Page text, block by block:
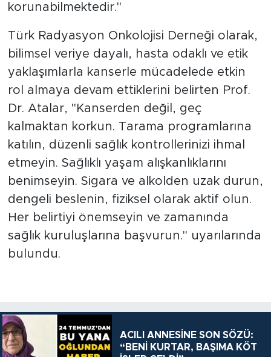
korunabilmektedir."
Türk Radyasyon Onkolojisi Derneği olarak,
bilimsel veriye dayalı, hasta odaklı ve etik
yaklaşımlarla kanserle mücadelede etkin
rol almaya devam ettiklerini belirten Prof.
Dr. Atalar, "Kanserden değil, geç
kalmaktan korkun. Tarama programlarına
katılın, düzenli sağlık kontrollerinizi ihmal
etmeyin. Sağlıklı yaşam alışkanlıklarını
benimseyin. Sigara ve alkolden uzak durun,
dengeli beslenin, fiziksel olarak aktif olun.
Her belirtiyi önemseyin ve zamanında
sağlık kuruluşlarına başvurun." uyarılarında
bulundu.
ACILI ANNESİNE SON SÖZÜ:
“BENİ KURTAR, BAŞIMA KÖT